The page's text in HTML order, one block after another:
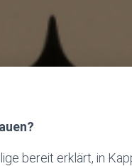
bereit erklärt, in